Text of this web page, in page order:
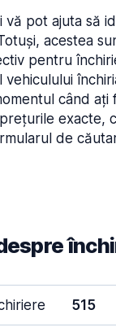
vă pot ajuta să
acestea
pentru
când ați
exacte,
de
515